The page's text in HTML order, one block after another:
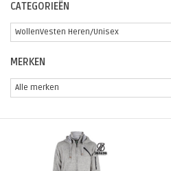
CATEGORIEËN
MERKEN